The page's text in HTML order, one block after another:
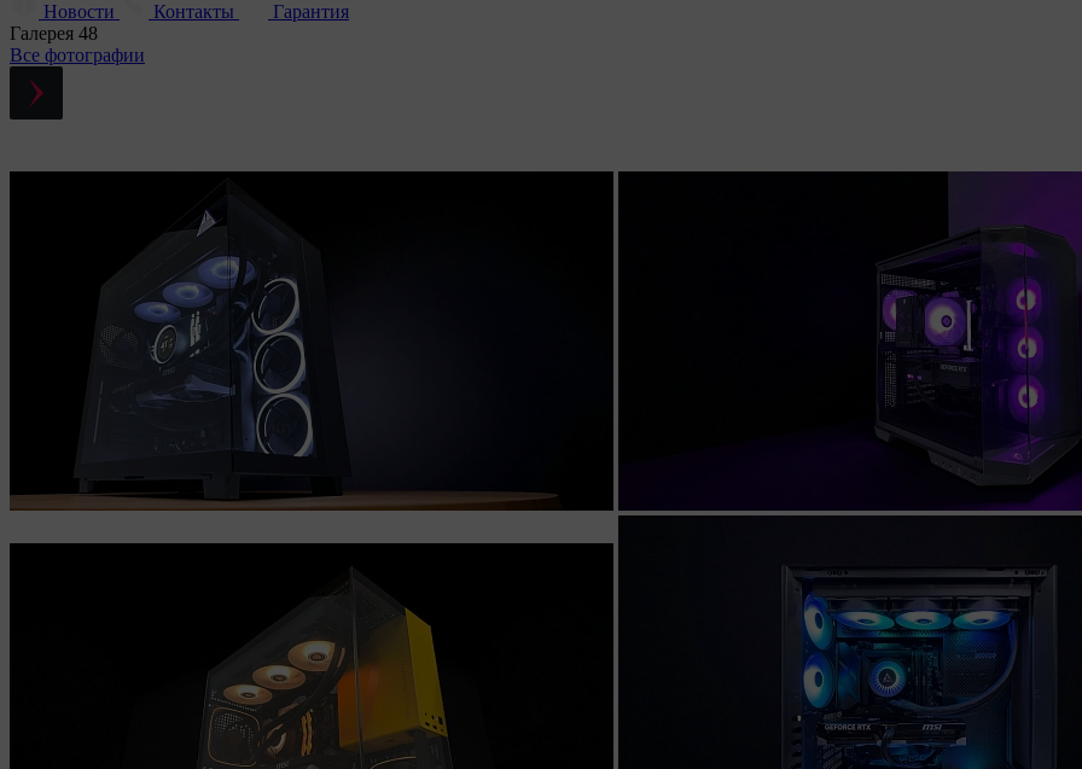
Новости Контакты
Гарантия
Галерея 48
Все фотографии